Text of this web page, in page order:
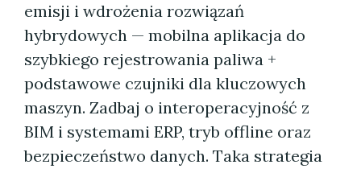
emisji i wdrożenia rozwiązań
hybrydowych — mobilna aplikacja do
szybkiego rejestrowania paliwa +
podstawowe czujniki dla kluczowych
maszyn. Zadbaj o interoperacyjność z
BIM i systemami ERP, tryb offline oraz
bezpieczeństwo danych. Taka strategia